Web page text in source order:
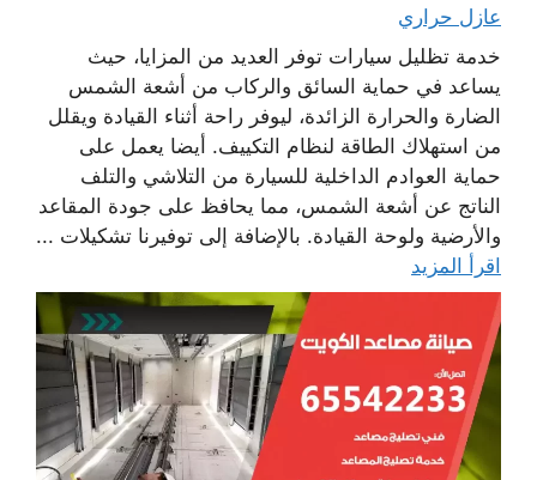
عازل حراري
خدمة تظليل سيارات توفر العديد من المزايا، حيث
يساعد في حماية السائق والركاب من أشعة الشمس
الضارة والحرارة الزائدة، ليوفر راحة أثناء القيادة ويقلل
من استهلاك الطاقة لنظام التكييف. أيضا يعمل على
حماية العوادم الداخلية للسيارة من التلاشي والتلف
الناتج عن أشعة الشمس، مما يحافظ على جودة المقاعد
والأرضية ولوحة القيادة. بالإضافة إلى توفيرنا تشكيلات ...
اقرأ المزيد